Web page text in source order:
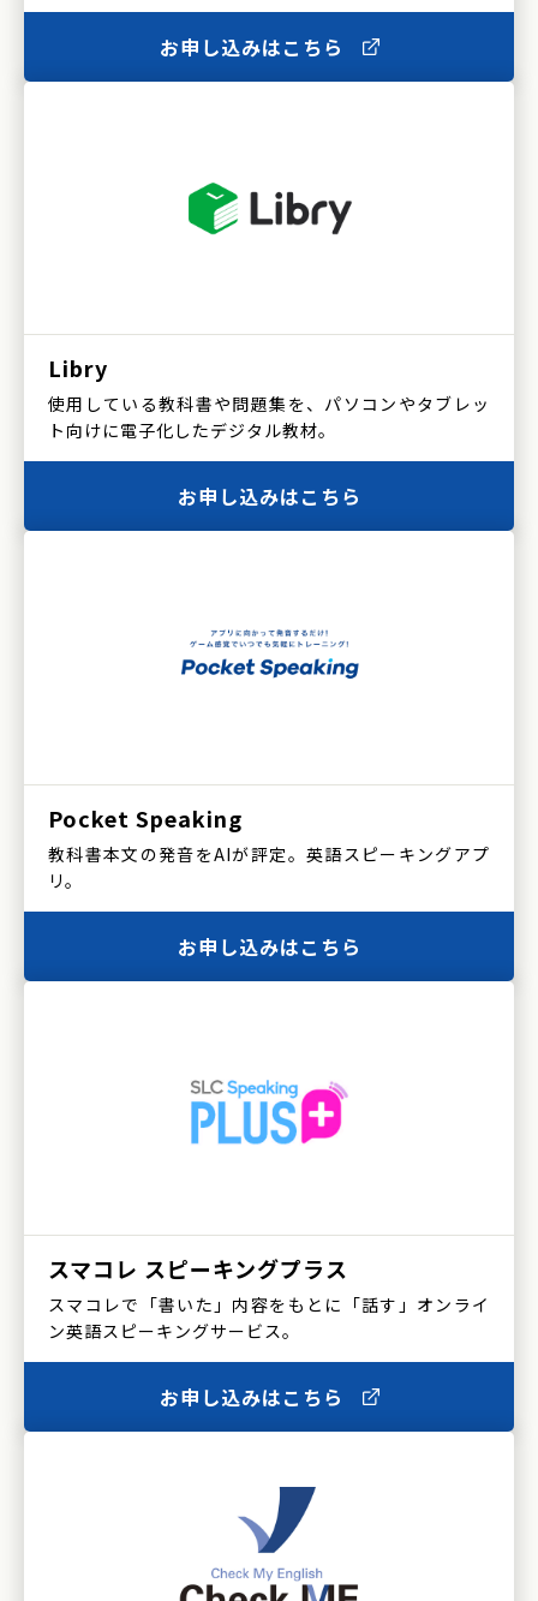
お申し込みはこちら
Libry
使用している教科書や問題集を、パソコンやタブレッ
ト向けに電子化したデジタル教材。
お申し込みはこちら
Pocket Speaking
教科書本文の発音をAIが評定。英語スピーキングアプ
リ。
お申し込みはこちら
スマコレ スピーキングプラス
スマコレで「書いた」内容をもとに「話す」オンライ
ン英語スピーキングサービス。
お申し込みはこちら